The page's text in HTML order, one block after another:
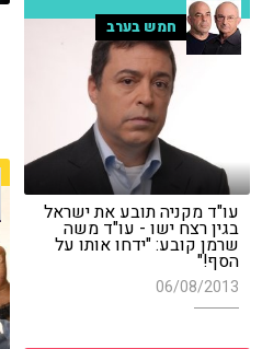
חמש בערב
עו"ד מקניה תובע את ישראל
בגין רצח ישו - עו"ד משה
שרמן קובע: "ידחו אותו על
הסף!"
06/08/2013